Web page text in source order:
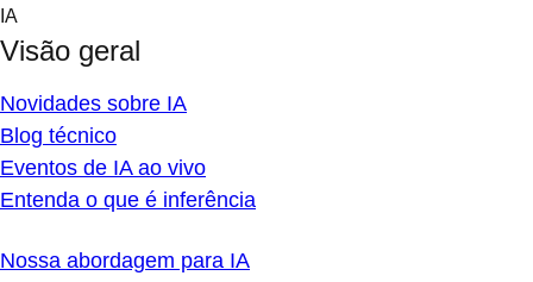
Skip
content
IA
Visão geral
Novidades sobre IA
Blog técnico
Eventos de IA ao vivo
Entenda o que é inferência
Nossa abordagem para IA